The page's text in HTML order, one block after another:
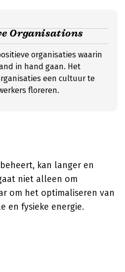
Organisations
organisaties waarin
in hand gaan. Het
een cultuur te
floreren.
kan langer en
niet alleen om
om het optimaliseren van
en fysieke energie.